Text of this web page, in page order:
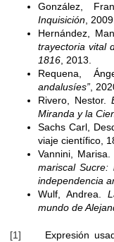
González,
Inquisición,
Hernández,
trayectoria vital
1816, 2013.
Requena,
andalusíes”,
Rivero, Nestor.
Miranda y la
Sachs Carl,
viaje científico,
Vannini, Marisa.
mariscal Sucre:
independencia
Wulf, Andrea.
mundo de
[1] Expresión